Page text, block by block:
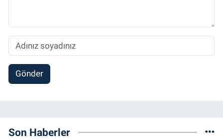
Gönder
Son Haberler